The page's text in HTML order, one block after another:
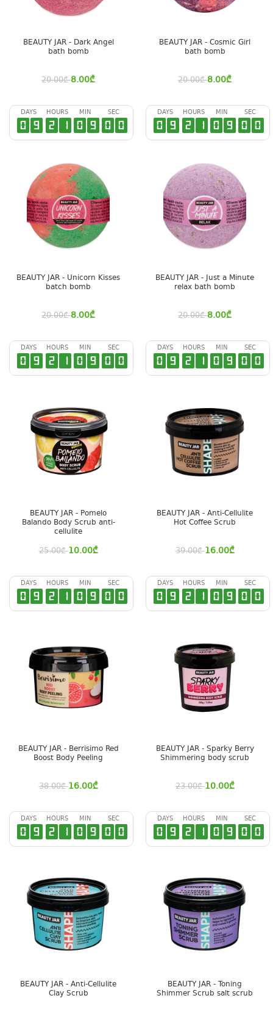
BEAUTY JAR - Dark Angel
bath bomb
20.00₾ 8.00₾
BEAUTY JAR - Cosmic Girl
bath bomb
20.00₾ 8.00₾
DAYS
0 9
HOURS
2 1
MIN
0 8
SEC
5 9
BEAUTY JAR - Unicorn Kisses
batch bomb
20.00₾ 8.00₾
DAYS
0 9
HOURS
2 1
MIN
0 8
SEC
5 9
BEAUTY JAR - Just a Minute
relax bath bomb
20.00₾ 8.00₾
DAYS
0 9
HOURS
2 1
MIN
0 8
SEC
5 9
BEAUTY JAR - Pomelo
Balando Body Scrub anti-
cellulite
25.00₾ 10.00₾
DAYS
0 9
HOURS
2 1
MIN
0 8
SEC
5 9
BEAUTY JAR - Anti-Cellulite
Hot Coffee Scrub
39.00₾ 16.00₾
DAYS
0 9
HOURS
2 1
MIN
0 8
SEC
5 9
BEAUTY JAR - Berrisimo Red
Boost Body Peeling
38.00₾ 16.00₾
DAYS
0 9
HOURS
2 1
MIN
0 8
SEC
5 9
BEAUTY JAR - Sparky Berry
Shimmering body scrub
23.00₾ 10.00₾
DAYS
0 9
HOURS
2 1
MIN
0 8
SEC
5 9
BEAUTY JAR - Anti-Cellulite
Clay Scrub
DAYS
0 9
HOURS
2 1
MIN
0 8
SEC
5 9
BEAUTY JAR - Toning
Shimmer Scrub salt scrub